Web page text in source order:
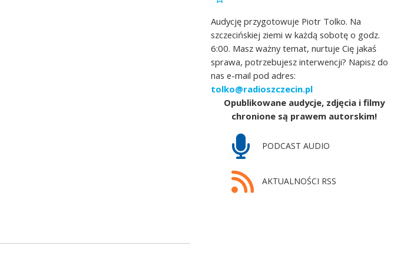
Audycję przygotowuje Piotr Tolko. Na
szczecińskiej ziemi w każdą sobotę o godz.
6:00. Masz ważny temat, nurtuje Cię jakaś
sprawa, potrzebujesz interwencji? Napisz do
nas e-mail pod adres:
tolko@radioszczecin.pl
Opublikowane audycje, zdjęcia i filmy
chronione są prawem autorskim!
PODCAST AUDIO
AKTUALNOŚCI RSS